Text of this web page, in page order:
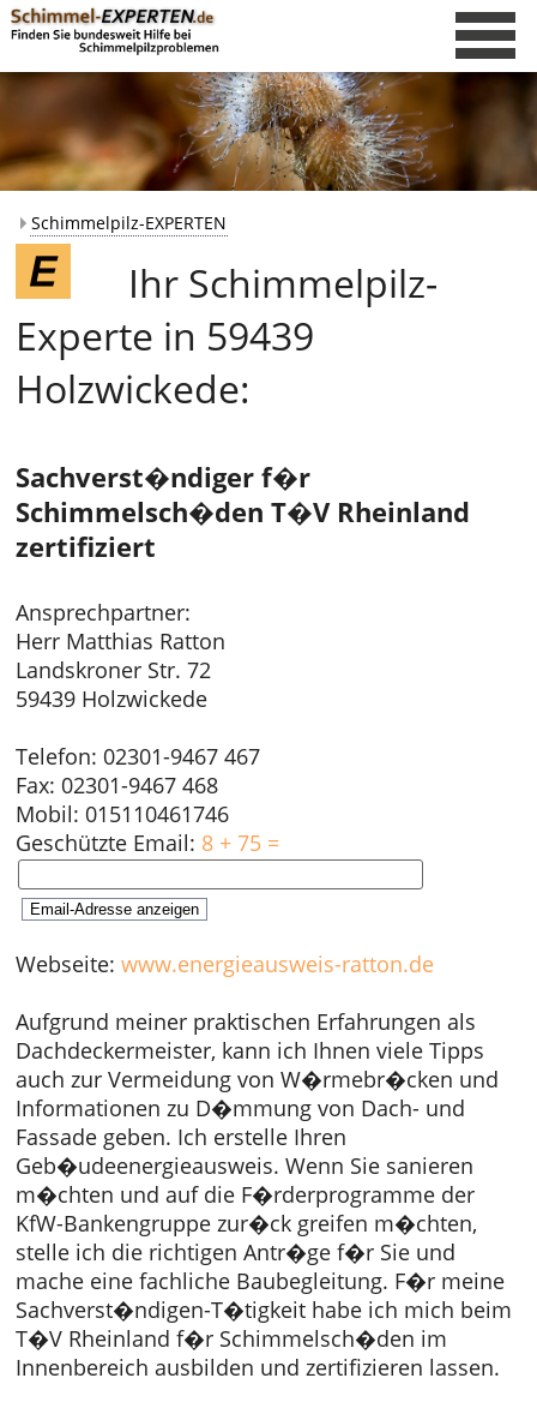
Schimmelpilz-EXPERTEN
Ihr Schimmelpilz-
Experte in 59439
Holzwickede:
Sachverst�ndiger f�r
Schimmelsch�den T�V Rheinland
zertifiziert
Ansprechpartner:
Herr Matthias Ratton
Landskroner Str. 72
59439 Holzwickede
Telefon: 02301-9467 467
Fax: 02301-9467 468
Mobil: 015110461746
Geschützte Email: 8 + 75 =
Webseite:www.energieausweis-ratton.de
Aufgrund meiner praktischen Erfahrungen als
Dachdeckermeister, kann ich Ihnen viele Tipps
auch zur Vermeidung von W�rmebr�cken und
Informationen zu D�mmung von Dach- und
Fassade geben. Ich erstelle Ihren
Geb�udeenergieausweis. Wenn Sie sanieren
m�chten und auf die F�rderprogramme der
KfW-Bankengruppe zur�ck greifen m�chten,
stelle ich die richtigen Antr�ge f�r Sie und
mache eine fachliche Baubegleitung. F�r meine
Sachverst�ndigen-T�tigkeit habe ich mich beim
T�V Rheinland f�r Schimmelsch�den im
Innenbereich ausbilden und zertifizieren lassen.